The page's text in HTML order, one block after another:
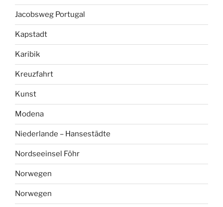
Jacobsweg Portugal
Kapstadt
Karibik
Kreuzfahrt
Kunst
Modena
Niederlande – Hansestädte
Nordseeinsel Föhr
Norwegen
Norwegen